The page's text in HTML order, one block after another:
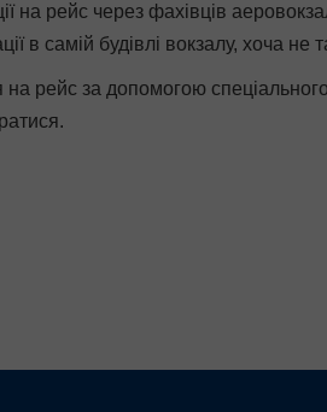
на рейс через фахівців
в самій будівлі вокзалу, хоча не
на рейс за допомогою